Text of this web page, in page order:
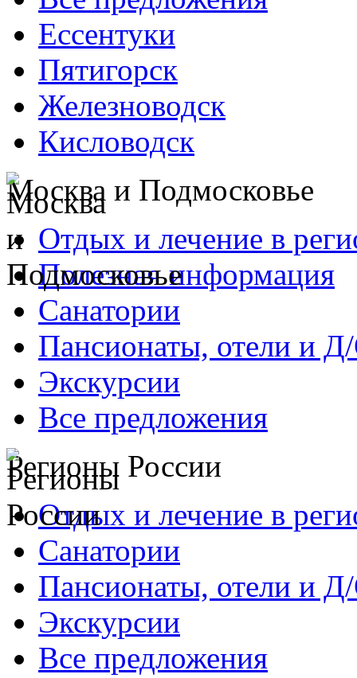
Ессентуки
Пятигорск
Железноводск
Кисловодск
Москва и Подмосковье
Отдых и лечение в
Полезная информация
Санатории
Пансионаты, отели и
Экскурсии
Все предложения
Регионы России
Отдых и лечение в
Санатории
Пансионаты, отели и
Экскурсии
Все предложения